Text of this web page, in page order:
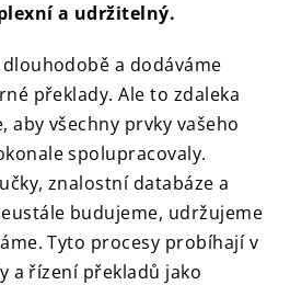
a udržitelný.
a dodáváme
překlady. Ale to zdaleka
aby všechny prvky vašeho
spolupracovaly.
znalostní databáze a
budujeme, udržujeme
Tyto procesy probíhají v
a řízení překladů jako